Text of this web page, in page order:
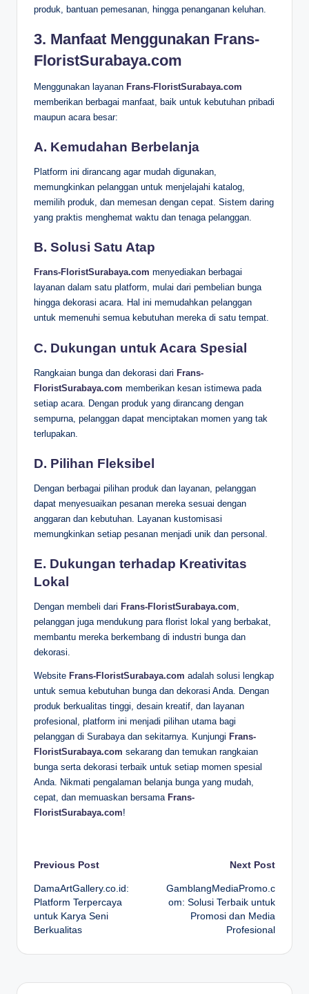
produk, bantuan pemesanan, hingga penanganan keluhan.
3. Manfaat Menggunakan Frans-
FloristSurabaya.com
Menggunakan layanan Frans-FloristSurabaya.com
memberikan berbagai manfaat, baik untuk kebutuhan pribadi
maupun acara besar:
A. Kemudahan Berbelanja
Platform ini dirancang agar mudah digunakan,
memungkinkan pelanggan untuk menjelajahi katalog,
memilih produk, dan memesan dengan cepat. Sistem daring
yang praktis menghemat waktu dan tenaga pelanggan.
B. Solusi Satu Atap
Frans-FloristSurabaya.com menyediakan berbagai
layanan dalam satu platform, mulai dari pembelian bunga
hingga dekorasi acara. Hal ini memudahkan pelanggan
untuk memenuhi semua kebutuhan mereka di satu tempat.
C. Dukungan untuk Acara Spesial
Rangkaian bunga dan dekorasi dari Frans-
FloristSurabaya.com memberikan kesan istimewa pada
setiap acara. Dengan produk yang dirancang dengan
sempurna, pelanggan dapat menciptakan momen yang tak
terlupakan.
D. Pilihan Fleksibel
Dengan berbagai pilihan produk dan layanan, pelanggan
dapat menyesuaikan pesanan mereka sesuai dengan
anggaran dan kebutuhan. Layanan kustomisasi
memungkinkan setiap pesanan menjadi unik dan personal.
E. Dukungan terhadap Kreativitas
Lokal
Dengan membeli dari Frans-FloristSurabaya.com
pelanggan juga mendukung para florist lokal yang berbakat,
membantu mereka berkembang di industri bunga dan
dekorasi.
Website Frans-FloristSurabaya.com adalah solusi lengkap
untuk semua kebutuhan bunga dan dekorasi Anda. Dengan
produk berkualitas tinggi, desain kreatif, dan layanan
profesional, platform ini menjadi pilihan utama bagi
pelanggan di Surabaya dan sekitarnya. Kunjungi Frans-
FloristSurabaya.com sekarang dan temukan rangkaian
bunga serta dekorasi terbaik untuk setiap momen spesial
Anda. Nikmati pengalaman belanja bunga yang mudah,
cepat, dan memuaskan bersama Frans-
FloristSurabaya.com!
Post
navigation
Previous Post
DamaArtGallery.co.id:
Platform Terpercaya
untuk Karya Seni
Berkualitas
Next Post
GamblangMediaPromo.c
om: Solusi Terbaik untuk
Promosi dan Media
Profesional